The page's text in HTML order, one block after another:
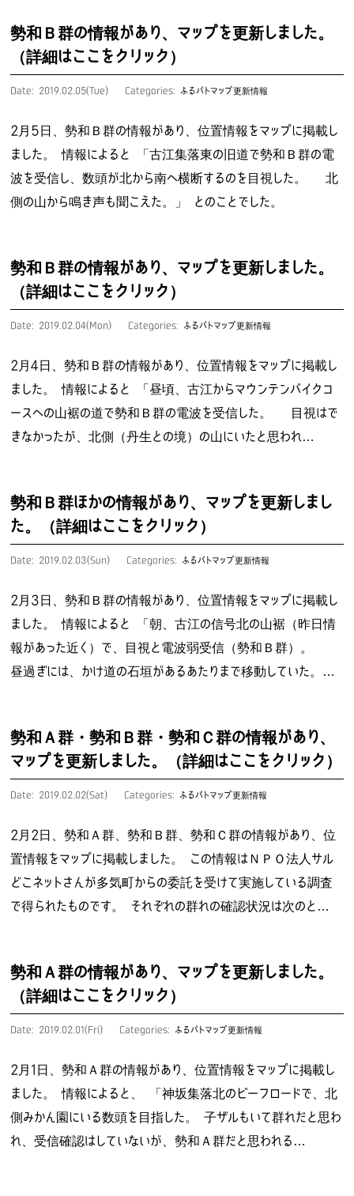
勢和Ｂ群の情報があり、マップを更新しました。
（詳細はここをクリック）
Date: 2019.02.05(Tue) Categories:ふるパトマップ更新情報
2月5日、勢和Ｂ群の情報があり、位置情報をマップに掲載し
ました。 情報によると 「古江集落東の旧道で勢和Ｂ群の電
波を受信し、数頭が北から南へ横断するのを目視した。 北
側の山から鳴き声も聞こえた。」 とのことでした。
勢和Ｂ群の情報があり、マップを更新しました。
（詳細はここをクリック）
Date: 2019.02.04(Mon) Categories:ふるパトマップ更新情報
2月4日、勢和Ｂ群の情報があり、位置情報をマップに掲載し
ました。 情報によると 「昼頃、古江からマウンテンバイクコ
ースへの山裾の道で勢和Ｂ群の電波を受信した。 目視はで
きなかったが、北側（丹生との境）の山にいたと思われ…
勢和Ｂ群ほかの情報があり、マップを更新しまし
た。（詳細はここをクリック）
Date: 2019.02.03(Sun) Categories:ふるパトマップ更新情報
2月3日、勢和Ｂ群の情報があり、位置情報をマップに掲載し
ました。 情報によると 「朝、古江の信号北の山裾（昨日情
報があった近く）で、目視と電波弱受信（勢和Ｂ群）。
昼過ぎには、かけ道の石垣があるあたりまで移動していた。…
勢和Ａ群・勢和Ｂ群・勢和Ｃ群の情報があり、
マップを更新しました。（詳細はここをクリック）
Date: 2019.02.02(Sat) Categories:ふるパトマップ更新情報
2月2日、勢和Ａ群、勢和Ｂ群、勢和Ｃ群の情報があり、位
置情報をマップに掲載しました。 この情報はＮＰＯ法人サル
どこネットさんが多気町からの委託を受けて実施している調査
で得られたものです。 それぞれの群れの確認状況は次のと…
勢和Ａ群の情報があり、マップを更新しました。
（詳細はここをクリック）
Date: 2019.02.01(Fri) Categories:ふるパトマップ更新情報
2月1日、勢和Ａ群の情報があり、位置情報をマップに掲載し
ました。 情報によると、 「神坂集落北のビーフロードで、北
側みかん園にいる数頭を目指した。 子ザルもいて群れだと思わ
れ、受信確認はしていないが、勢和Ａ群だと思われる…